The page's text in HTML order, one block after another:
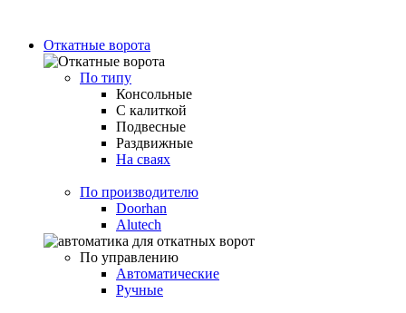
Откатные ворота
По типу
Консольные
С калиткой
Подвесные
Раздвижные
На сваях
По производителю
Doorhan
Alutech
По управлению
Автоматические
Ручные